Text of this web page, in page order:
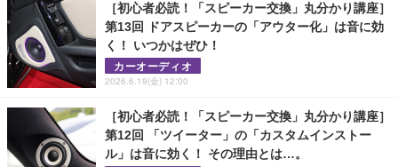
［初心者必読！「スピーカー交換」丸分かり講座］
第13回 ドアスピーカーの「アウター化」は音に効
く！ いつかはぜひ！
カーオーディオ
2026.6.19(金) 12:00
［初心者必読！「スピーカー交換」丸分かり講座］
第12回 「ツイーター」の「カスタムインストー
ル」は音に効く！ その理由とは…。